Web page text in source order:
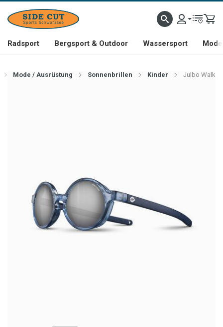
Radsport Bergsport & Outdoor Wassersport
Mode / Ausrüstung Sonnenbrillen Kinder Julbo Walk